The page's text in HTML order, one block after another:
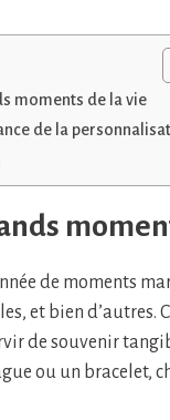
moments de la vie
de la
de moments
et bien d’autres.
de souvenir
ou un bracelet,